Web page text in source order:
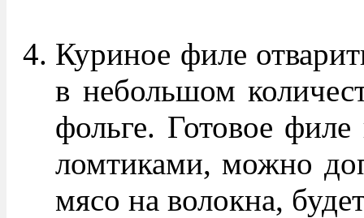
Куриное филе
в небольшом
фольге. Готовое
ломтиками, можно
мясо на волокна,